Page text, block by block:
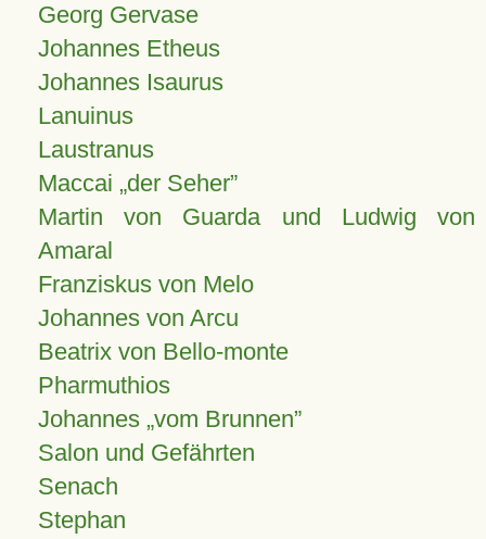
Georg Gervase
Johannes Etheus
Johannes Isaurus
Lanuinus
Laustranus
Maccai „der Seher”
Martin von Guarda und Ludwig von
Amaral
Franziskus von Melo
Johannes von Arcu
Beatrix von Bello-monte
Pharmuthios
Johannes vom Brunnen
Salon und Gefährten
Senach
Stephan